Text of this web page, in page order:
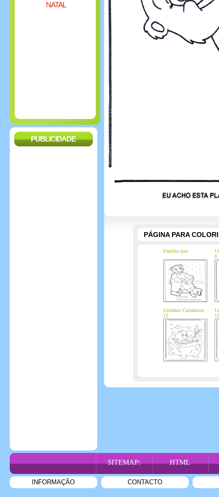
NATAL
PUBLICIDADE
PÁGINA PARA
Família urso
8
Ursinhos Carinhosos
12
11
SITEMAP: HTML
INFORMAÇÃO CONTACTO